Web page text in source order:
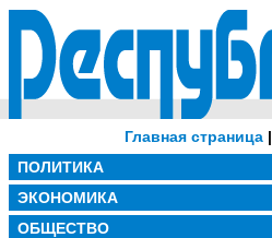
Главная страница|
ПОЛИТИКА
ЭКОНОМИКА
ОБЩЕСТВО